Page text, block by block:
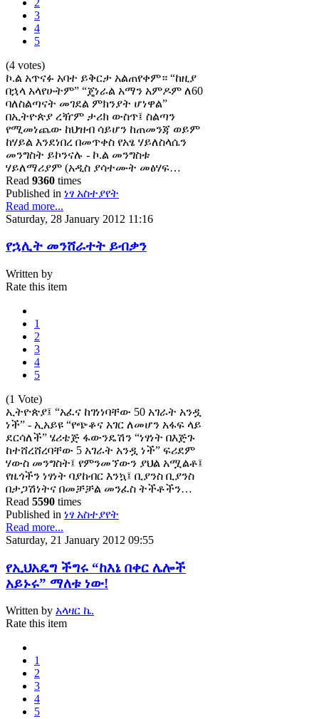
3
4
5
(4 votes)
ኮ.ል አጥናፉ አባተ ይቅርታ አልጠየቀም። “ከዚያ
በኋላ አላየሁትም” “ጄነራል አማን አምዶም ለ60
ባለስልጣናት መገደል ምክንያት ሆነዋል”
በኢትዮጵያ ረዥም ታሪክ ውስጥ፤ ስልጣን
የሚመነጨው ከህዝብ ሳይሆን ከጠመንጃ ወይም
ከሃይል እንደነበረ በመጥቀስ የአፄ ሃይለስላሴን
መንግስት ይኮንናሉ - ኮ.ል መንግስቱ
ሃይለማሪያም (አዲስ ያሳተሙት መፅሃፍ…
Read 9360 times
Published in ነፃ አስተያየት
Read more...
Saturday, 28 January 2012 11:16
የኋሊት መንሸራተት ይብቃን
Written by
Rate this item
1
2
3
4
5
(1 Vote)
ኢትዮጵያ፤ “አፈና ከገነነባቸው 50 አገራት አንዷ
ነች” - ኢአይዩ “የጭቆና አገር ለመሆን አፋፍ ላይ
ደርሳለች” ሄሪቴጅ ፋውንዴሽን “ነፃነት በእጅጉ
ከተሸረሸረባቸው 5 አገራት አንዷ ነች” ፍሪደም
ሃውስ መንግስት፤ የምንመኘውን ያህል አሟልቶ፤
የዜጎችን ነፃነት ባያከብር እንኳ፤ ቢያንስ ቢያንስ
በታጋሽነትና በመቻቻል መንፈስ ትችቶችን…
Read 5590 times
Published in ነፃ አስተያየት
Read more...
Saturday, 21 January 2012 09:55
የኢህአዴግ ችግሩ “ከእኔ በቀር ሌሎች
አይኑሩ” ማለቱ ነው!
Written by አላዛር ኬ.
Rate this item
1
2
3
4
5